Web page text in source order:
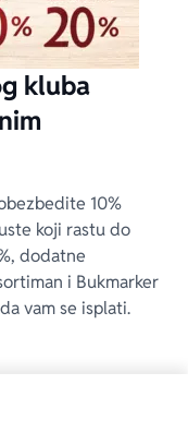
kluba
10%
koji rastu do
dodatne
i Bukmarker
vam se isplati.